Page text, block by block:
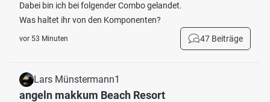
Dabei bin ich bei folgender Combo gelandet.
Was haltet ihr von den Komponenten?
vor 53 Minuten 47 Beiträge
Lars Münstermann1
angeln makkum Beach Resort